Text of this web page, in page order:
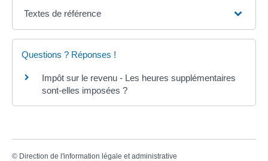
Textes de référence
Questions ? Réponses !
Impôt sur le revenu - Les heures supplémentaires
sont-elles imposées ?
© Direction de l'information légale et administrative